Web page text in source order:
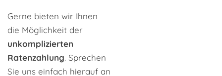
Gerne bieten wir Ihnen
die Möglichkeit der
unkomplizierten
Ratenzahlung. Sprechen
Sie uns einfach hierauf an